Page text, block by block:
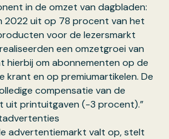
in de omzet van dagbladen:
2022 uit op 78 procent van het
voor de lezersmarkt
een omzetgroei van
hierbij om abonnementen op de
krant en op premiumartikelen. De
compensatie van de
uit printuitgaven (-3 procent).”
advertentiemarkt valt op,stelt